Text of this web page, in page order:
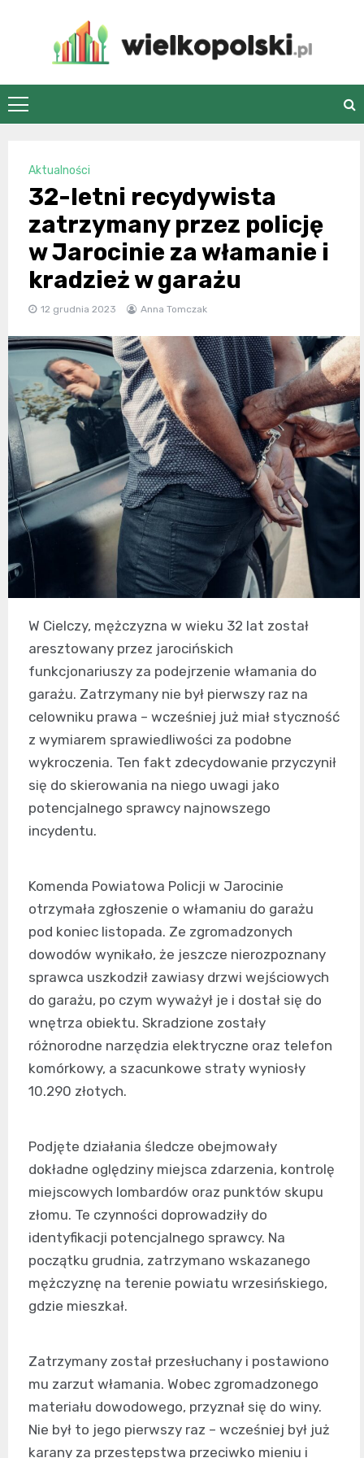
wielkopolski.pl
Aktualności
32-letni recydywista
zatrzymany przez policję
w Jarocinie za włamanie i
kradzież w garażu
12 grudnia 2023 Anna Tomczak
W Cielczy, mężczyzna w wieku 32 lat został
aresztowany przez jarocińskich
funkcjonariuszy za podejrzenie włamania do
garażu. Zatrzymany nie był pierwszy raz na
celowniku prawa – wcześniej już miał styczność
z wymiarem sprawiedliwości za podobne
wykroczenia. Ten fakt zdecydowanie przyczynił
się do skierowania na niego uwagi jako
potencjalnego sprawcy najnowszego
incydentu.
Komenda Powiatowa Policji w Jarocinie
otrzymała zgłoszenie o włamaniu do garażu
pod koniec listopada. Ze zgromadzonych
dowodów wynikało, że jeszcze nierozpoznany
sprawca uszkodził zawiasy drzwi wejściowych
do garażu, po czym wyważył je i dostał się do
wnętrza obiektu. Skradzione zostały
różnorodne narzędzia elektryczne oraz telefon
komórkowy, a szacunkowe straty wyniosły
10.290 złotych.
Podjęte działania śledcze obejmowały
dokładne oględziny miejsca zdarzenia, kontrolę
miejscowych lombardów oraz punktów skupu
złomu. Te czynności doprowadziły do
identyfikacji potencjalnego sprawcy. Na
początku grudnia, zatrzymano wskazanego
mężczyznę na terenie powiatu wrzesińskiego,
gdzie mieszkał.
Zatrzymany został przesłuchany i postawiono
mu zarzut włamania. Wobec zgromadzonego
materiału dowodowego, przyznał się do winy.
Nie był to jego pierwszy raz – wcześniej był już
karany za przestępstwa przeciwko mieniu i